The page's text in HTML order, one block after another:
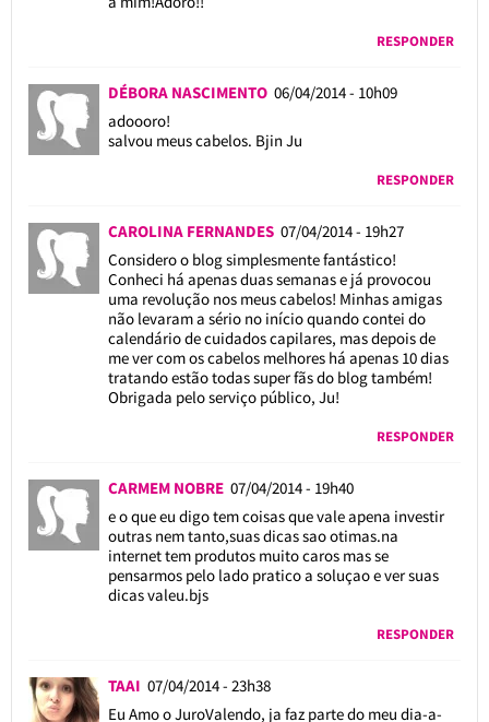
RESPONDER
DÉBORA NASCIMENTO 06/04/2014 - 10h09
adoooro!
salvou meus cabelos. Bjin Ju
RESPONDER
CAROLINA FERNANDES 07/04/2014 - 19h27
Considero o blog simplesmente fantástico!
Conheci há apenas duas semanas e já provocou
uma revolução nos meus cabelos! Minhas amigas
não levaram a sério no início quando contei do
calendário de cuidados capilares, mas depois de
me ver com os cabelos melhores há apenas 10 dias
tratando estão todas super fãs do blog também!
Obrigada pelo serviço público, Ju!
RESPONDER
CARMEM NOBRE 07/04/2014 - 19h40
e o que eu digo tem coisas que vale apena investir
outras nem tanto,suas dicas sao otimas.na
internet tem produtos muito caros mas se
pensarmos pelo lado pratico a soluçao e ver suas
dicas valeu.bjs
RESPONDER
TAAI 07/04/2014 - 23h38
Eu Amo o JuroValendo, ja faz parte do meu dia-a-